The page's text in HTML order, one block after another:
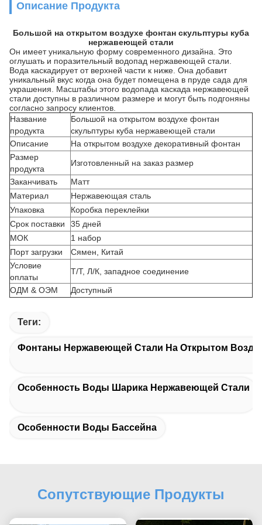
Описание Продукта
Большой на открытом воздухе фонтан скульптуры куба
нержавеющей стали
Он имеет уникальную форму современного дизайна. Это
оглушать и поразительный водопад нержавеющей стали.
Вода каскадирует от верхней части к ниже. Она добавит
уникальный вкус когда она будет помещена в пруде сада для
украшения. Масштабы этого водопада каскада нержавеющей
стали доступны в различном размере и могут быть подгоняны
согласно запросу клиентов.
Название
продукта
Большой на открытом воздухе фонтан
скульптуры куба нержавеющей стали
Описание
На открытом воздухе декоративный фонтан
Размер
продукта
Изготовленный на заказ размер
Заканчивать
Матт
Материал
Нержавеющая сталь
Упаковка
Коробка переклейки
Срок поставки
35 дней
МОК
1 набор
Порт загрузки
Сямен, Китай
Условие
оплаты
Т/Т, Л/К, западное соединение
ОДМ & ОЭМ
Доступный
Теги:
Фонтаны Нержавеющей Стали На Открытом
Особенность Воды Шарика Нержавеющей Стали
Особенности Воды Бассейна
Сопутствующие Продукты